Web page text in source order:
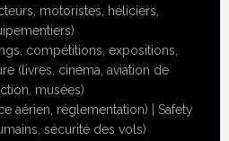
motoristes, héliciers,
compétitions, expositions,
(livres, cinéma, aviation de
musées)
aérien, réglementation) |Safety
sécurité des vols)